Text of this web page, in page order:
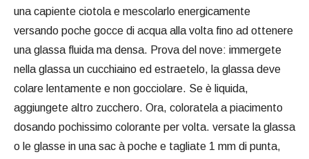
una capiente ciotola e mescolarlo energicamente
versando poche gocce di acqua alla volta fino ad ottenere
una glassa fluida ma densa. Prova del nove: immergete
nella glassa un cucchiaino ed estraetelo, la glassa deve
colare lentamente e non gocciolare. Se è liquida,
aggiungete altro zucchero. Ora, coloratela a piacimento
dosando pochissimo colorante per volta. versate la glassa
o le glasse in una sac à poche e tagliate 1 mm di punta,